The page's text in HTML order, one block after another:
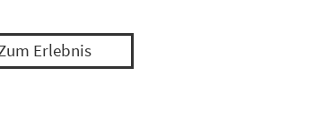
Erlebnis